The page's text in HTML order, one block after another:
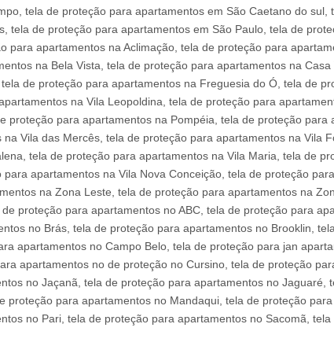
tela de proteção para apartamentos em São Caetano do
tela de proteção para apartamentos em São Paulo, tela de
para apartamentos na Aclimação, tela de proteção para
na Bela Vista, tela de proteção para apartamentos na
de proteção para apartamentos na Freguesia do Ó, tela de
na Vila Leopoldina, tela de proteção para
proteção para apartamentos na Pompéia, tela de proteção
Vila das Mercês, tela de proteção para apartamentos na Vila
tela de proteção para apartamentos na Vila Maria, tela de
apartamentos na Vila Nova Conceição, tela de proteção
na Zona Leste, tela de proteção para apartamentos na
proteção para apartamentos no ABC, tela de proteção para
no Brás, tela de proteção para apartamentos no Brooklin,
apartamentos no Campo Belo, tela de proteção para jan
apartamentos no de proteção no Cursino, tela de proteção
no Jaçanã, tela de proteção para apartamentos no Jaguaré,
proteção para apartamentos no Mandaqui, tela de proteção
no Pari, tela de proteção para apartamentos no Sacomã,